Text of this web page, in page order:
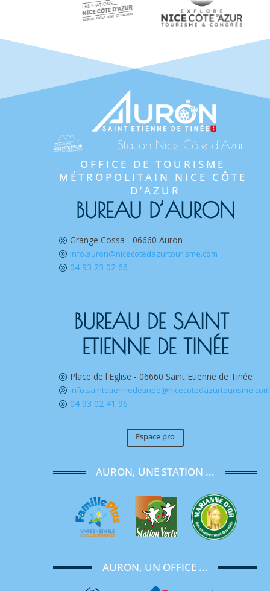
Station Nice Côte d'Azur
OFFICE DE TOURISME
MÉTROPOLITAIN NICE CÔTE
D’AZUR
BUREAU D’AURON
A Grange Cossa - 06660 Auron
A info.auron@nicecotedazurtourisme.com
A 04 93 23 02 66
BUREAU DE SAINT
ETIENNE DE TINÉE
A Place de l'Eglise - 06660 Saint Etienne de Tinée
A info.saintetiennedetinee@nicecotedazurtourisme.com
A 04 93 02 41 96
Espace pro
AURON, UNE STATION ...
AURON, UN OFFICE ...